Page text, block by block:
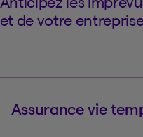
et de votre
Assurance vie